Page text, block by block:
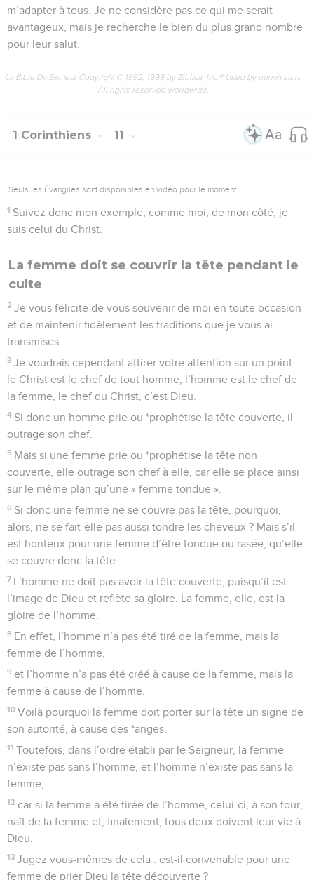
m’adapter à tous. Je ne considère pas ce qui me serait
avantageux, mais je recherche le bien du plus grand nombre
pour leur salut.
La Bible Du Semeur Copyright © 1992, 1999 by Biblica, Inc.® Used by permission.
All rights reserved worldwide.
1 Corinthiens 11
Seuls les Évangiles sont disponibles en vidéo pour le moment.
1 Suivez donc mon exemple, comme moi, de mon côté, je
suis celui du Christ.
La femme doit se couvrir la tête pendant le
culte
2 Je vous félicite de vous souvenir de moi en toute occasion
et de maintenir fidèlement les traditions que je vous ai
transmises.
3 Je voudrais cependant attirer votre attention sur un point :
le Christ est le chef de tout homme, l’homme est le chef de
la femme, le chef du Christ, c’est Dieu.
4 Si donc un homme prie ou *prophétise la tête couverte, il
outrage son chef.
5 Mais si une femme prie ou *prophétise la tête non
couverte, elle outrage son chef à elle, car elle se place ainsi
sur le même plan qu’une « femme tondue ».
6 Si donc une femme ne se couvre pas la tête, pourquoi,
alors, ne se fait-elle pas aussi tondre les cheveux ? Mais s’il
est honteux pour une femme d’être tondue ou rasée, qu’elle
se couvre donc la tête.
7 L’homme ne doit pas avoir la tête couverte, puisqu’il est
l’image de Dieu et reflète sa gloire. La femme, elle, est la
gloire de l’homme.
8 En effet, l’homme n’a pas été tiré de la femme, mais la
femme de l’homme,
9 et l’homme n’a pas été créé à cause de la femme, mais la
femme à cause de l’homme.
10 Voilà pourquoi la femme doit porter sur la tête un signe de
son autorité, à cause des *anges.
11 Toutefois, dans l’ordre établi par le Seigneur, la femme
n’existe pas sans l’homme, et l’homme n’existe pas sans la
femme,
12 car si la femme a été tirée de l’homme, celui-ci, à son tour,
naît de la femme et, finalement, tous deux doivent leur vie à
Dieu.
13 Jugez vous-mêmes de cela : est-il convenable pour une
femme de prier Dieu la tête découverte ?